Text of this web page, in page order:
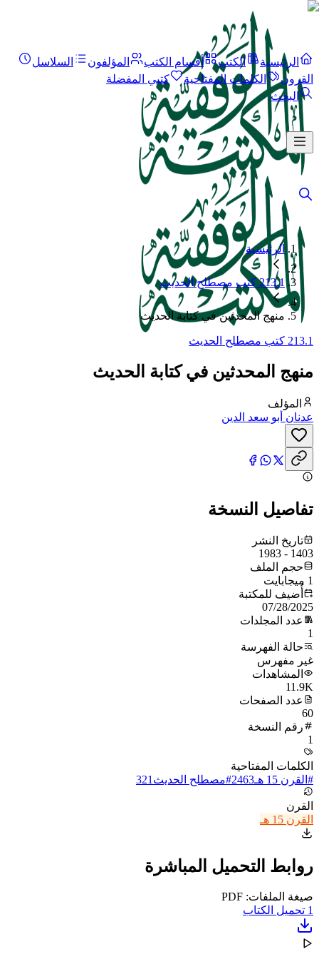
الرئيسية الكتب أقسام الكتب المؤلفون
السلاسل
القرون
الكلمات المفتاحية
كتبي المفضلة
البحث
الرئيسية
213.1 كتب مصطلح الحديث
منهج المحدثين في كتابة الحديث
213.1 كتب مصطلح الحديث
منهج المحدثين في كتابة الحديث
المؤلف
عدنان أبو سعد الدين
تفاصيل النسخة
تاريخ النشر
1403 - 1983
حجم الملف
1 ميجابايت
أُضيف للمكتبة
07/28/2025
عدد المجلدات
1
حالة الفهرسة
غير مفهرس
المشاهدات
11.9K
عدد الصفحات
60
رقم النسخة
1
الكلمات المفتاحية
# القرن 15 هـ 2463
#مصطلح الحديث 321
القرن
القرن 15 هـ
روابط التحميل المباشرة
صيغة الملفات: PDF
1 تحميل الكتاب